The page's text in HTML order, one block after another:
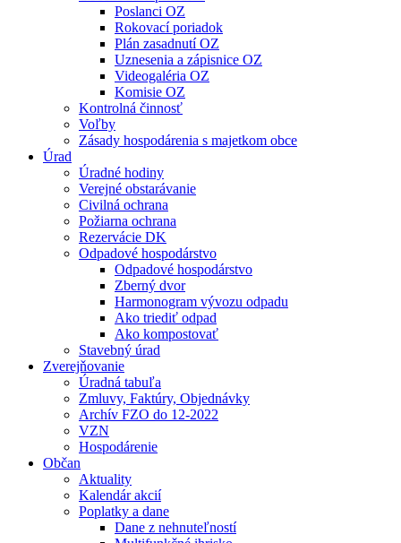
Poslanci OZ
Rokovací poriadok
Plán zasadnutí OZ
Uznesenia a zápisnice OZ
Videogaléria OZ
Komisie OZ
Kontrolná činnosť
Voľby
Zásady hospodárenia s majetkom obce
Úrad
Úradné hodiny
Verejné obstarávanie
Civilná ochrana
Požiarna ochrana
Rezervácie DK
Odpadové hospodárstvo
Odpadové hospodárstvo
Zberný dvor
Harmonogram vývozu odpadu
Ako triediť odpad
Ako kompostovať
Stavebný úrad
Zverejňovanie
Úradná tabuľa
Zmluvy, Faktúry, Objednávky
Archív FZO do 12-2022
VZN
Hospodárenie
Občan
Aktuality
Kalendár akcií
Poplatky a dane
Dane z nehnuteľností